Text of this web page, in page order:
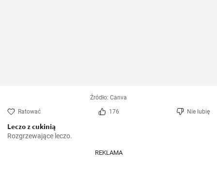
Źródło: Canva
Ratować 176 Nie lubię
Leczo z cukinią
Rozgrzewające leczo.
REKLAMA